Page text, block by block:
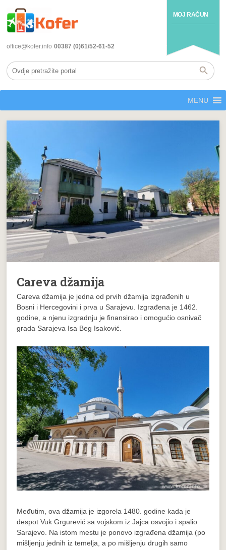
MOJ RAČUN
office@kofer.info 00387 (0)61/52-61-52
MENU
Careva džamija
Careva džamija je jedna od prvih džamija izgrađenih u
Bosni i Hercegovini i prva u Sarajevu. Izgrađena je 1462.
godine, a njenu izgradnju je finansirao i omogućio osnivač
grada Sarajeva Isa Beg Isaković.
Međutim, ova džamija je izgorela 1480. godine kada je
despot Vuk Grgurević sa vojskom iz Jajca osvojio i spalio
Sarajevo. Na istom mestu je ponovo izgrađena džamija (po
mišljenju jednih iz temelja, a po mišljenju drugih samo